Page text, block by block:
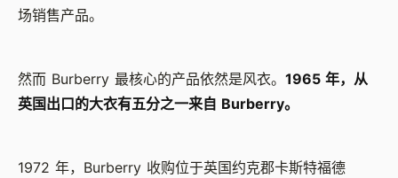
场销售产品。
然而 Burberry 最核心的产品依然是风衣。 1965 年，从
英国出口的大衣有五分之一来自 Burberry。
1972 年，Burberry 收购位于英国约克郡卡斯特福德